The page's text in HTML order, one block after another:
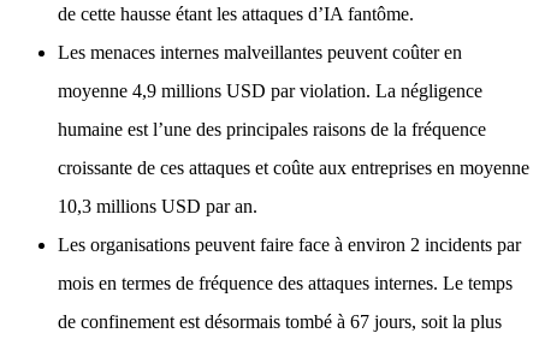
de cette hausse étant les attaques d’IA fantôme.
Les menaces internes malveillantes peuvent coûter en
moyenne 4,9 millions USD par violation. La négligence
humaine est l’une des principales raisons de la fréquence
croissante de ces attaques et coûte aux entreprises en moyenne
10,3 millions USD par an.
Les organisations peuvent faire face à environ 2 incidents par
mois en termes de fréquence des attaques internes. Le temps
de confinement est désormais tombé à 67 jours, soit la plus